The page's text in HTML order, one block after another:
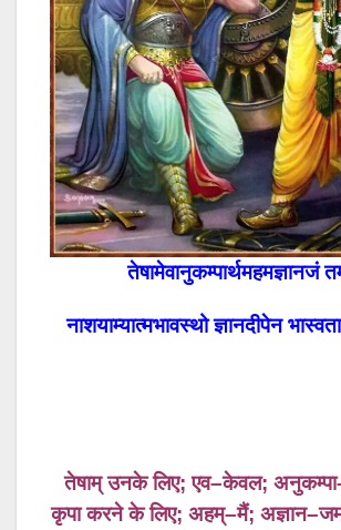
तेषामेवानुकम्पार्थमहमज्ञानजं
नाशयाम्यात्मभावस्थो ज्ञानदीपेन भास्वता
तेषाम् उनके लिए;एव–केवल; अनुकम्पा
कृपा करने के लिए; अहम्–मैं; अज्ञान–